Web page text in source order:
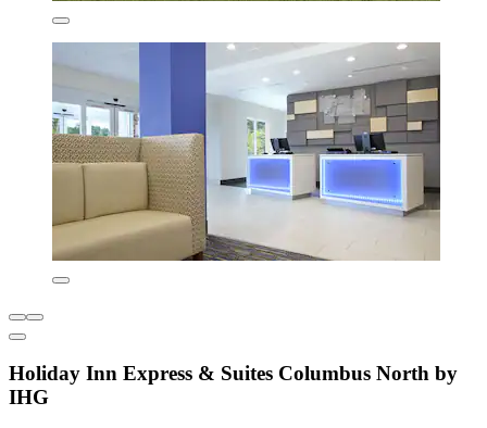
Holiday Inn Express & Suites Columbus North by
IHG